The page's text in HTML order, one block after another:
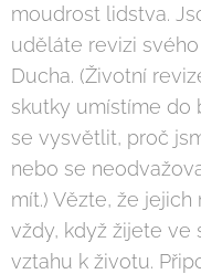
moudrost lidstva.
uděláte revizi
Ducha. (Životní
skutky umístíme do
se vysvětlit, proč
nebo se
mít.) Vězte, že
vždy, když žijete ve
vztahu k životu.